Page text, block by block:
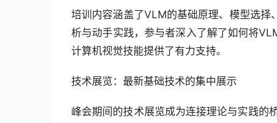
培训内容涵盖了VLM的基础原理、模型选择
析与动手实践，参与者深入了解了如何将
计算机视觉技能提供了有力支持。
技术展览：最新基础技术的集中展示
峰会期间的技术展览成为连接理论与实践的